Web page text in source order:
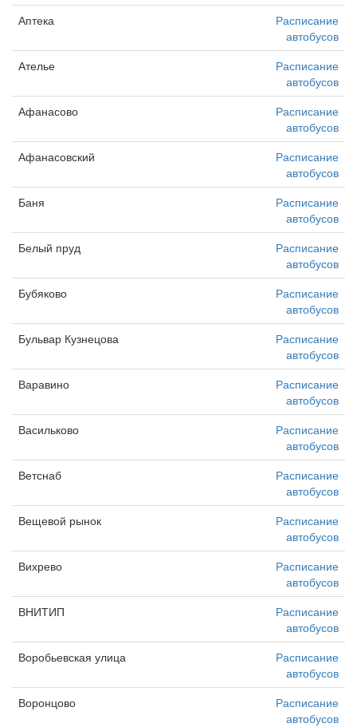
Аптека
Расписание
автобусов
Ателье
Расписание
автобусов
Афанасово
Расписание
автобусов
Афанасовский
Расписание
автобусов
Баня
Расписание
автобусов
Белый пруд
Расписание
автобусов
Бубяково
Расписание
автобусов
Бульвар Кузнецова
Расписание
автобусов
Варавино
Расписание
автобусов
Васильково
Расписание
автобусов
Ветснаб
Расписание
автобусов
Вещевой рынок
Расписание
автобусов
Вихрево
Расписание
автобусов
ВНИТИП
Расписание
автобусов
Воробьевская улица
Расписание
автобусов
Воронцово
Расписание
автобусов